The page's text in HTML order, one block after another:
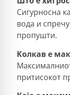
Сигурносна
вода и
пропушти.
Колкав е
притисокот